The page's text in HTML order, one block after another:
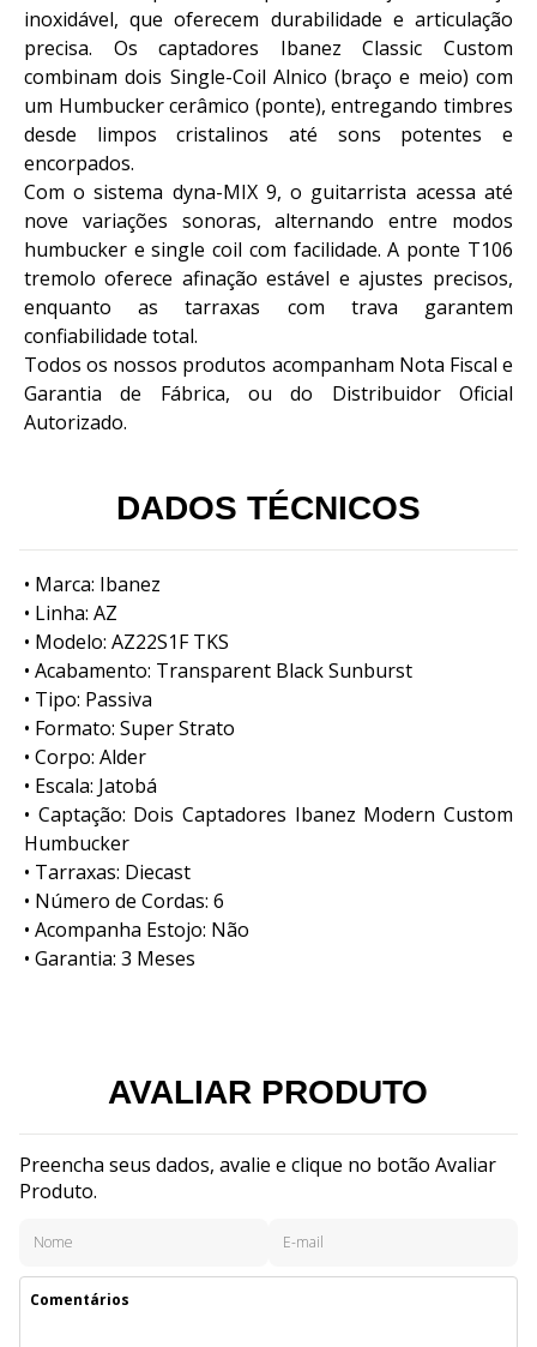
inoxidável, que oferecem durabilidade e articulação
precisa. Os captadores Ibanez Classic Custom
combinam dois Single-Coil Alnico (braço e meio) com
um Humbucker cerâmico (ponte), entregando timbres
desde limpos cristalinos até sons potentes e
encorpados.
Com o sistema dyna-MIX 9, o guitarrista acessa até
nove variações sonoras, alternando entre modos
humbucker e single coil com facilidade. A ponte T106
tremolo oferece afinação estável e ajustes precisos,
enquanto as tarraxas com trava garantem
confiabilidade total.
Todos os nossos produtos acompanham Nota Fiscal e
Garantia de Fábrica, ou do Distribuidor Oficial
Autorizado.
DADOS TÉCNICOS
• Marca: Ibanez
• Linha: AZ
• Modelo: AZ22S1F TKS
• Acabamento: Transparent Black Sunburst
• Tipo: Passiva
• Formato: Super Strato
• Corpo: Alder
• Escala: Jatobá
• Captação: Dois Captadores Ibanez Modern Custom
Humbucker
• Tarraxas: Diecast
• Número de Cordas: 6
• Acompanha Estojo: Não
• Garantia: 3 Meses
AVALIAR PRODUTO
Preencha seus dados, avalie e clique no botão Avaliar
Produto.